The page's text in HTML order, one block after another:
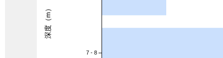
7 - 8
深度（m）